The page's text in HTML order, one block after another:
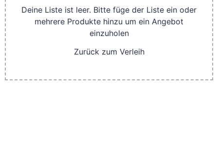
Deine Liste ist leer. Bitte füge der Liste ein oder
mehrere Produkte hinzu um ein Angebot
einzuholen
Zurück zum Verleih